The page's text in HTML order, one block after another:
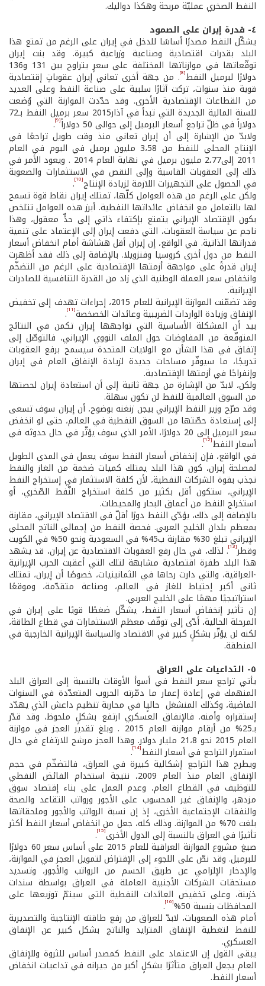
النفط الصخري عمليّة مربحة وهكذا دواليك.
٤- قدرة إيران على الصمود
يشكّل النفط مصدرًا أساسًا للدخل في إيران على الرغم من تمتع هذا
البلد بقدرات اقتصادية وصناعية وزراعية كبيرة. وقد بنت إيران
توقّعاتها في موازناتها المختلفة على سعرٍ يتراوح بين 131 و136
دولارًا لبرميل النفط[8] . من جهة أخرى تعاني إيران عقوباتٍ إقتصادية
قوية منذ سنوات، تركت آثارًا سلبية على صناعة النفط وعلى العديد
من القطاعات الإقتصادية الأخرى. وقد حدّدت الموازنة التي وُضعت
للسنة المالية الجديدة التي تبدأ في آذار2015 سعر برميل النفط بـ72
دولاراً في ظلّ تراجع أسعار البرميل إلى حوالى 50 دولاراً [9]
.
ولابدّ من الإشارة إلى أن إيران تعاني منذ وقت طويل تراجعًا في
الإنتاج المحلي للنفظ من 3،58 مليون برميل في اليوم في العام
2011 إلى2،77 مليون برميل في نهاية العام 2014 . ويعود الأمر في
ذلك إلى العقوبات القاسية وإلى النقص في الاستثمارات والصعوبة
في الحصول على التجهيزات اللازمة لزيادة الإنتاج[10]
.
ولكن على الرغم من هذه العوامل كلّها، تمتلك إيران نقاط قوة تسمح
لها بالتعامل مع انخفاض عائداتها النفطية. أبرز هذه العوامل تتلخص
بكون الإقتصاد الإيراني يتمتع بإكتفاء ذاتي إلى حدٍّ معقول، وهذا
ناجم عن سياسة العقوبات، التي دفعت إيران إلى الإعتماد على تنمية
قدراتها الذاتية. في الواقع، إن إيران أقل هشاشة أمام انخفاض أسعار
النفط من دول أخرى كروسيا وفنزويلا. بالإضافة إلى ذلك فقد أظهرت
إيران قدرةً على مواجهة أزمتها الإقتصادية على الرغم من التضخّم
وانخفاض سعر العملة الوطنية الذي زاد من القدرة التنافسية للصادرات
الإيرانية.
وقد تضمّنت الموازنة الإيرانية للعام 2015، إجراءات تهدف إلى تخفيض
الإنفاق وزيادة الواردات الضريبية وعائدات الخصخصة[11]
.
بيد أن المشكلة الأساسية التي تواجهها إيران تكمن في النتائج
المتوقّعة من المفاوضات حول الملف النووي الإيراني، فالتوصّل إلى
إتفاق في هذا الشأن مع الولايات المتحدة سيسمح برفع العقوبات
تدريجًا، ما سيوفّر مساحات جديدة لزيادة الإنفاق العام في إيران
وإنفراجًا في أزمتها الإقتصادية.
ولكن، لابدّ من الإشارة من جهة ثانية إلى أن استعادة إيران لحصتها
من السوق العالمية للنفط لن تكون سهلة.
وقد صرّح وزير النفط الإيراني بيجن زنغنه بوضوح، أن إيران سوف تسعى
إلى إستعادة حصّتها من السوق النفطية في العالم، حتى لو انخفض
سعر البرميل إلى 20 دولارًا، الأمر الذي سوف يؤثّر في حال حدوثه في
أسعار النفط[12]
.
في الواقع، فإن إنخفاض أسعار النفط سوف يعمل في المدى الطويل
لمصلحة إيران، كون هذا البلد يمتلك كميات ضخمة من الغاز والنفط
تجذب بقوة الشركات النفطية، لأن كلفة الاستثمار في إستخراج النفط
الإيراني، ستكون أقل بكثير من كلفة استخراج النّفط الصّخري، أو
استخراج النفط من أعماق البحار والمحيطات.
بالإضافة إلى ذلك، يؤدّي النفط دورًا أقلّ في الاقتصاد الإيراني، مقارنة
بمعظم بلدان الخليج العربي. فحصة النفط من إجمالي الناتج المحلي
الإيراني تبلغ 30% مقارنة ب45% في السعودية ونحو 50% في الكويت
وقطر[13] . لذلك، في حال رفع العقوبات الاقتصادية عن إيران، قد يشهد
هذا البلد طفرة اقتصادية مشابهة لتلك التي أعقبت الحرب الإيرانية
-العراقية، والتي دارت رحاها في الثمانينيات، خصوصًا أن إيران، تمتلك
ثاني أكبر إحتياط للغاز في العالم، وصناعة متقدّمة، وموقعًا
استراتيجيًا مهمًا على الخليج العربي.
إن تأثير إنخفاض أسعار النفط، يشكّل ضغطًا قويًا على إيران في
المرحلة الحالية، أدّى إلى توقّف معظم الاستثمارات في قطاع الطاقة،
لكنه لن يؤثّر بشكلٍ كبير في الاقتصاد والسياسة الإيرانية الخارجية في
المنطقة.
٥- التداعيات على العراق
يأتي تراجع سعر النفط في أسوأ الأوقات بالنسبة إلى العراق البلد
المنهمك في إعادة إعمار ما دمّرته الحروب المتعدّدة في السنوات
الماضية، وكذلك المنشغل حاليٍا في محاربة تنظيم داعش الذي يهدّد
إستقراره وأمنه. فالإنفاق العسكري ارتفع بشكلٍ ملحوظ، وقد قدّر
بـ25% من أرقام موازنة العام 2015 . وبلغ تقدير العجز في موازنة
العام 2015 نحو 21،8 مليار دولار. وهذا العجز مرشح للارتفاع في حال
استمرار التراجع في أسعار النفط[14]
.
ويطرح هذا التراجع إشكالية كبيرة في العراق، فالتضخّم في حجم
الإنفاق العام منذ العام 2009، نتيجة استخدام الفائض النفطي
للتوظيف في القطاع العام، وعدم العمل على بناء إقتصاد سوق
مزدهر، والإنفاق غير المحسوب على الأجور ورواتب التقاعد والصحة
والنفقات الإجتماعية الأخرى، إذ إن نسبة الرواتب والأجور وملحقاتها
بلغت 70% من الموازنة. وذلك كله، جعل من انخفاض أسعار النفط أكثر
تأثيرًا في العراق بالنسبة إلى الدول الأخرى[15]
.
صيغ مشروع الموازنة العراقية للعام 2015 على أساس سعر 60 دولارًا
للبرميل. وقد نصّ على اللجوء إلى الإقتراض لتمويل العجز في الموازنة،
والإدخار الإلزامي عن طريق الحسم من الرواتب والأجور، وتسديد
مستحقات الشركات الأجنبية العاملة في العراق بواسطة سندات
خزينة، وعلى تخفيض العائدات النفطية التي سيتمّ توزيعها على
المحافظات بنسبة 50% [16]
.
أمام هذه الصعوبات، لابدّ للعراق من رفع طاقته الإنتاجية والتصديرية
للنفط لتغطية الإنفاق المتزايد والناتج بشكل كبير عن الإنفاق
العسكري.
يبقى القول إن الاعتماد على النفط كمصدر أساس للثروة وللإنفاق
العام يجعل العراق متأثرًا بشكلٍ أكبر من جيرانه في تداعيات انخفاض
أسعار النفط.